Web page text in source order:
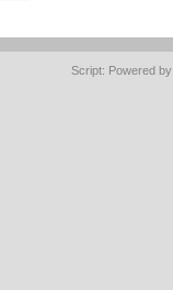
Script: Powered by